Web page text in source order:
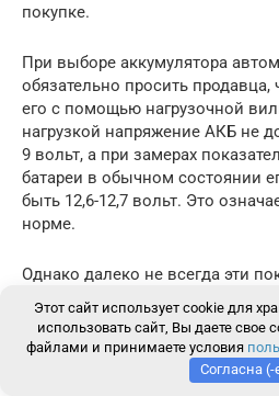
Закрыть через3
покупке.
При выборе аккумулятора
обязательно просить
его с помощью нагрузочной
нагрузкой напряжение АКБ не
9 вольт, а при замерах
батареи в обычном состоянии
быть 12,6-12,7 вольт. Это
норме.
Однако далеко не всегда эти
действительности даже при
нового аккумулятора,
более 6 месяцев
Этот сайт использует cookie для
использовать сайт, Вы даете свое
файлами и принимаете условия
Согласна (-